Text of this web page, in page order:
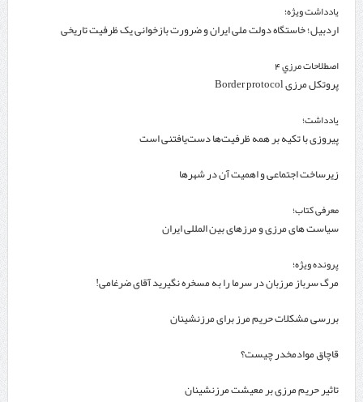
یادداشت ویژه؛
اردبیل؛ خاستگاه دولت ملی ایران و ضرورت بازخوانی یک ظرفیت تاریخی
اصطلاحات مرزي 4
پروتکل مرزی Border protocol
یادداشت؛
پیروزی با تکیه بر همه ظرفیت‌ها دست‌یافتنی است
زیرساخت اجتماعی و اهمیت آن در شهرها
معرفی کتاب؛
سیاست های مرزی و مرزهای بین المللی ایران
پرونده ویژه؛
مرگ سرباز مرزبان در سرما را به مسخره نگیرید آقای ضرغامی!
بررسی مشکلات حریم مرز برای مرزنشینان
قاچاق موادمخدر چیست؟
تاثیر حریم مرزی بر معیشت مرزنشینان